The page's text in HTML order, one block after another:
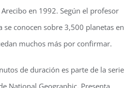
en 1992. Según el profesor
se conocen sobre 3,500 planetas en
muchos más por confirmar.
de duración es parte de la serie